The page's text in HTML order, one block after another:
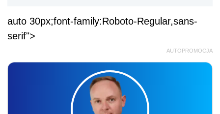
auto 30px;font-family:Roboto-Regular,sans-
serif">
AUTOPROMOCJA